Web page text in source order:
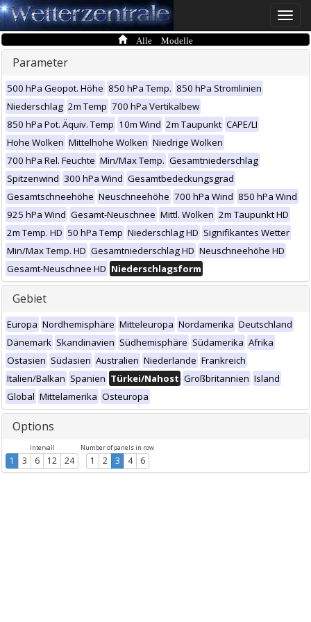
Toggle
Alle Modelle
Parameter
500 hPa Geopot. Höhe 850 hPa Temp. 850 hPa Stromlinien
Niederschlag 2m Temp 700 hPa Vertikalbew
850 hPa Pot. Äquiv. Temp 10m Wind 2m Taupunkt CAPE/LI
Hohe Wolken Mittelhohe Wolken Niedrige Wolken
700 hPa Rel. Feuchte Min/Max Temp. Gesamtniederschlag
Spitzenwind 300 hPa Wind Gesamtbedeckungsgrad
Gesamtschneehöhe Neuschneehöhe 700 hPa Wind 850 hPa Wind
925 hPa Wind Gesamt-Neuschnee Mittl. Wolken 2m Taupunkt HD
2m Temp. HD 50 hPa Temp Niederschlag HD Signifikantes Wetter
Min/Max Temp. HD Gesamtniederschlag HD Neuschneehöhe HD
Gesamt-Neuschnee HD Niederschlagsform
Gebiet
Europa Nordhemisphäre Mitteleuropa Nordamerika Deutschland
Dänemark Skandinavien Südhemisphäre Südamerika Afrika
Ostasien Südasien Australien Niederlande Frankreich
Italien/Balkan Spanien Türkei/Nahost Großbritannien Island
Global Mittelamerika Osteuropa
Options
Intervall
1 3 6 12 24
Number of panels in row
1 2 3 4 6